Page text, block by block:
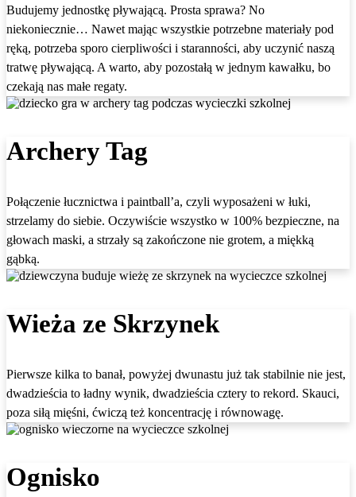
Budujemy jednostkę pływającą. Prosta sprawa? No
niekoniecznie… Nawet mając wszystkie potrzebne materiały pod
ręką, potrzeba sporo cierpliwości i staranności, aby uczynić naszą
tratwę pływającą. A warto, aby pozostałą w jednym kawałku, bo
czekają nas małe regaty.
Archery Tag
Połączenie łucznictwa i paintball’a, czyli wyposażeni w łuki,
strzelamy do siebie. Oczywiście wszystko w 100% bezpieczne, na
głowach maski, a strzały są zakończone nie grotem, a miękką
gąbką.
Wieża ze Skrzynek
Pierwsze kilka to banał, powyżej dwunastu już tak stabilnie nie jest,
dwadzieścia to ładny wynik, dwadzieścia cztery to rekord. Skauci,
poza siłą mięśni, ćwiczą też koncentrację i równowagę.
Ognisko